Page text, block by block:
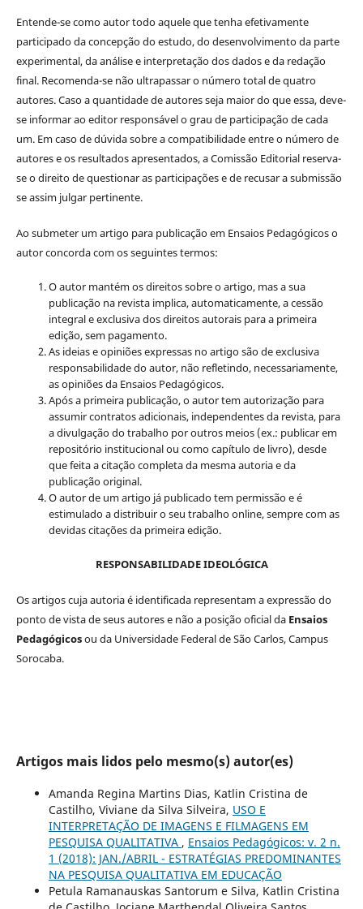
Entende-se como autor todo aquele que tenha efetivamente
participado da concepção do estudo, do desenvolvimento da parte
experimental, da análise e interpretação dos dados e da redação
final. Recomenda-se não ultrapassar o número total de quatro
autores. Caso a quantidade de autores seja maior do que essa, deve-
se informar ao editor responsável o grau de participação de cada
um. Em caso de dúvida sobre a compatibilidade entre o número de
autores e os resultados apresentados, a Comissão Editorial reserva-
se o direito de questionar as participações e de recusar a submissão
se assim julgar pertinente.
Ao submeter um artigo para publicação em Ensaios Pedagógicos o
autor concorda com os seguintes termos:
O autor mantém os direitos sobre o artigo, mas a sua
publicação na revista implica, automaticamente, a cessão
integral e exclusiva dos direitos autorais para a primeira
edição, sem pagamento.
As ideias e opiniões expressas no artigo são de exclusiva
responsabilidade do autor, não refletindo, necessariamente,
as opiniões da Ensaios Pedagógicos.
Após a primeira publicação, o autor tem autorização para
assumir contratos adicionais, independentes da revista, para
a divulgação do trabalho por outros meios (ex.: publicar em
repositório institucional ou como capítulo de livro), desde
que feita a citação completa da mesma autoria e da
publicação original.
O autor de um artigo já publicado tem permissão e é
estimulado a distribuir o seu trabalho online, sempre com as
devidas citações da primeira edição.
RESPONSABILIDADE IDEOLÓGICA
Os artigos cuja autoria é identificada representam a expressão do
ponto de vista de seus autores e não a posição oficial da Ensaios
Pedagógicosou da Universidade Federal de São Carlos, Campus
Sorocaba.
Artigos mais lidos pelo mesmo(s) autor(es)
Amanda Regina Martins Dias, Katlin Cristina de
Castilho, Viviane da Silva Silveira, USO E
INTERPRETAÇÃO DE IMAGENS E FILMAGENS EM
PESQUISA QUALITATIVA , Ensaios Pedagógicos: v. 2 n.
1 (2018): JAN./ABRIL - ESTRATÉGIAS PREDOMINANTES
NA PESQUISA QUALITATIVA EM EDUCAÇÃO
Petula Ramanauskas Santorum e Silva, Katlin Cristina